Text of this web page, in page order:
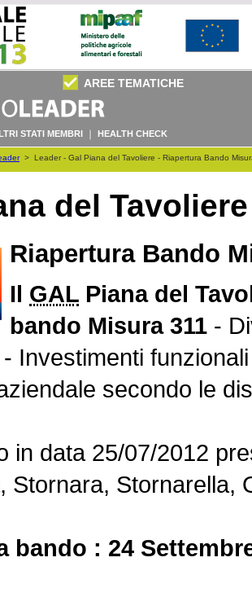
AREE TEMATICHE
STATI MEMBRI HEALTH CHECK
> Leader - Gal Piana del Tavoliere - Riapertura Bando
del Tavoliere
Riapertura Bando
Il GAL Piana del
bando Misura 311 -
- Investimenti
secondo le
in data 25/07/2012
Stornara, Stornarella,
bando : 24